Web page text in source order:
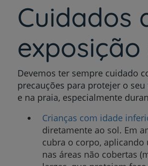
Cuidados
Devemos ter sempre cuidado
precauções para protejer o
e na praia, especialmente
Crianças com idade
diretamente ao sol. Em
cubra o corpo,
nas áreas não cobertas